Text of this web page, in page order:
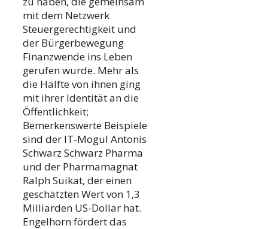
mit dem Netzwerk
Steuergerechtigkeit und
der Bürgerbewegung
Finanzwende ins Leben
gerufen wurde. Mehr als
die Hälfte von ihnen ging
mit ihrer Identität an die
Öffentlichkeit;
Bemerkenswerte Beispiele
sind der IT-Mogul Antonis
Schwarz Schwarz Pharma
und der Pharmamagnat
Ralph Suikat, der einen
geschätzten Wert von 1,3
Milliarden US-Dollar hat.
Engelhorn fördert das